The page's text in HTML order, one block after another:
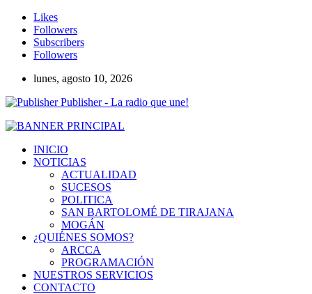
Likes
Followers
Subscribers
Followers
lunes, agosto 10, 2026
Publisher - La radio que une!
INICIO
NOTICIAS
ACTUALIDAD
SUCESOS
POLITICA
SAN BARTOLOMÉ DE TIRAJANA
MOGÁN
¿QUIÉNES SOMOS?
ARCCA
PROGRAMACIÓN
NUESTROS SERVICIOS
CONTACTO